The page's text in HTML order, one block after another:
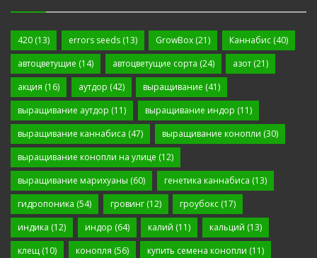
420 (13) errors seeds(13) GrowBox (21) Каннабис(40)
автоцветущие (14) автоцветущие сорта (24) азот (21)
акция (16) аутдор (42) выращивание (41)
выращивание аутдор (11) выращивание индор (11)
выращивание каннабиса (47) выращивание конопли (30)
выращивание конопли на улице (12)
выращивание марихуаны (60) генетика каннабиса (13)
гидропоника (54) гровинг(12) гроубокс (17)
индика (12) индор (64) калий (11) кальций (13)
клещ (10) конопля (56) купить семена конопли (11)